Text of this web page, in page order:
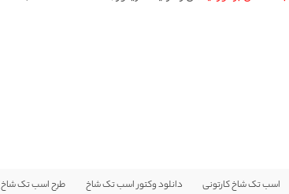
اسب تک شاخ کارتونی دانلود وکتور اسب تک شاخ طرح اسب تک شاخ